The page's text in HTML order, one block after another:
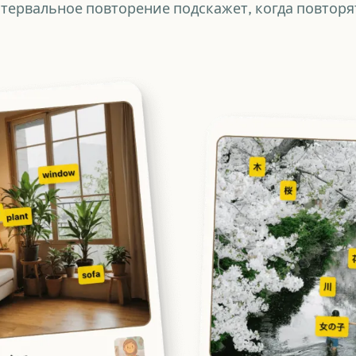
повторение подскажет, когда